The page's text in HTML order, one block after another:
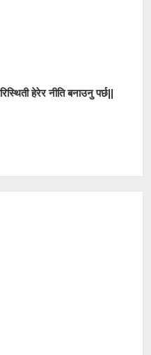
हेरेर नीति बनाउनु पर्छ||